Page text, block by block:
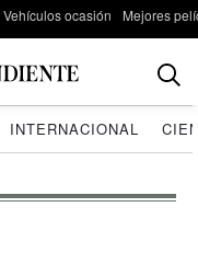
Vehículos ocasión Mejores
INTERNACIONAL